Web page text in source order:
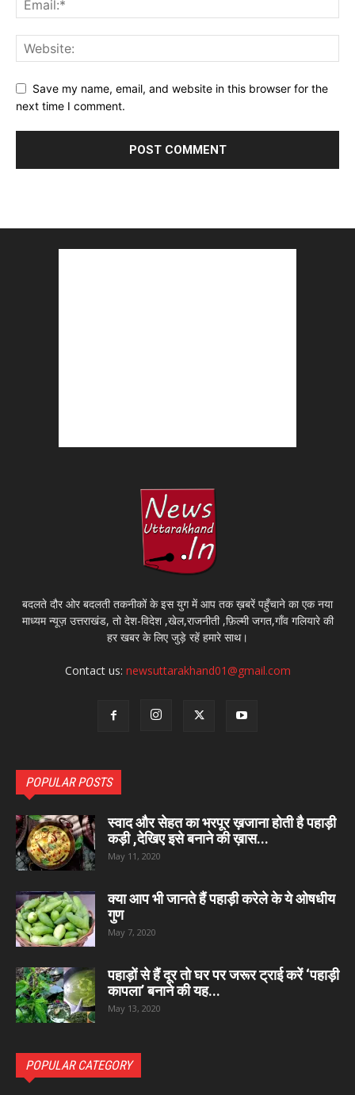
Save my name, email, and website in this browser for the
next time I comment.
बदलते दौर ओर बदलती तकनीकों के इस युग में आप तक ख़बरें पहुँचाने का एक नया
माध्यम न्यूज़ उत्तराखंड, तो देश-विदेश ,खेल,राजनीती ,फ़िल्मी जगत,गाँव गलियारे की
हर खबर के लिए जुड़े रहें हमारे साथ।
Contact us: newsuttarakhand01@gmail.com
POPULAR POSTS
स्वाद और सेहत का भरपूर ख़जाना होती है पहाड़ी
कड़ी ,देखिए इसे बनाने की ख़ास...
May 11, 2020
क्या आप भी जानते हैं पहाड़ी करेले के ये ओषधीय
गुण
May 7, 2020
पहाड़ों से हैं दूर तो घर पर जरूर ट्राई करें ‘पहाड़ी
कापला’ बनाने की यह...
May 13, 2020
POPULAR CATEGORY